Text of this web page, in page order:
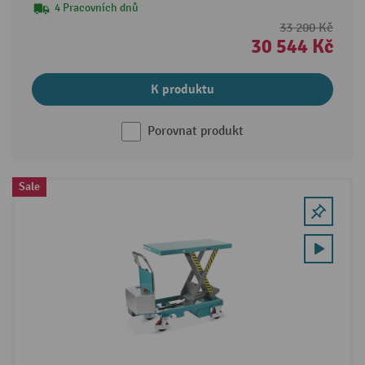
4 Pracovních dnů
33 200 Kč
30 544 Kč
K produktu
Porovnat produkt
Sale